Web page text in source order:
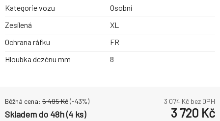
Kategorie vozu
Osobní
Zesílená
XL
Ochrana ráfku
FR
Hloubka dezénu mm
8
Běžná cena: 6 495Kč(-43%) 3 074 Kč bez DPH
Skladem do 48h (4 ks) 3 720 Kč